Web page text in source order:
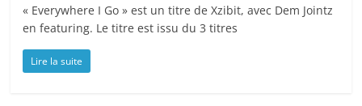
« Everywhere I Go » est un titre de Xzibit, avec Dem Jointz
en featuring. Le titre est issu du 3 titres
Lire la suite